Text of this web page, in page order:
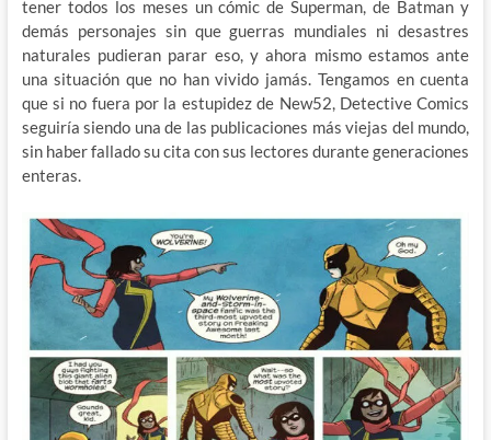
tener todos los meses un cómic de Superman, de Batman y
demás personajes sin que guerras mundiales ni desastres
naturales pudieran parar eso, y ahora mismo estamos ante
una situación que no han vivido jamás. Tengamos en cuenta
que si no fuera por la estupidez de New52, Detective Comics
seguiría siendo una de las publicaciones más viejas del mundo,
sin haber fallado su cita con sus lectores durante generaciones
enteras.